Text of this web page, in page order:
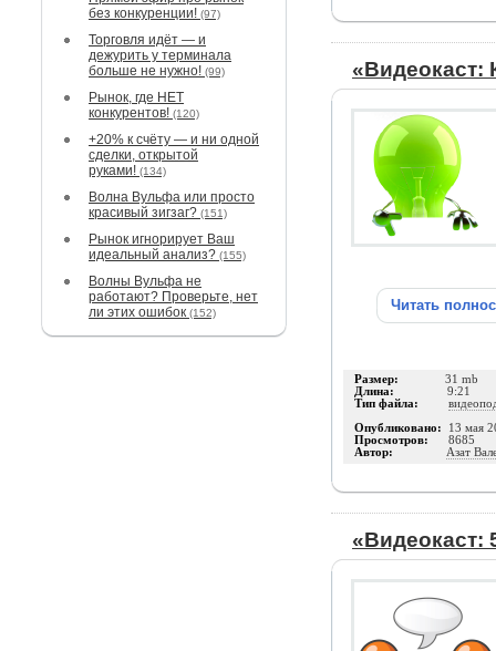
без конкуренции! (97)
Торговля идёт — и
дежурить у терминала
больше не нужно! (99)
Рынок, где НЕТ
конкурентов! (120)
+20% к счёту — и ни одной
сделки, открытой
руками! (134)
Волна Вульфа или просто
красивый зигзаг? (151)
Рынок игнорирует Ваш
идеальный анализ? (155)
Волны Вульфа не
работают? Проверьте, нет
ли этих ошибок (152)
«Видеокаст:
Читать
Размер: 31 mb
Длина: 9:21
Тип файла:
Опубликовано: 13 мая
Просмотров: 8685
Автор: Азат
«Видеокаст: